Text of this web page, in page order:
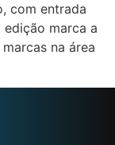
com entrada
marca a
na área